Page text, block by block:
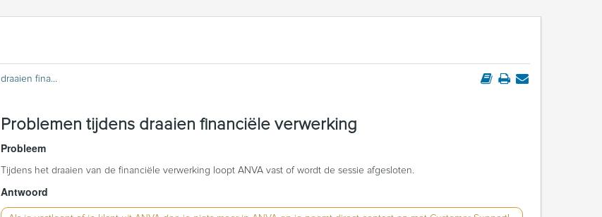
Problemen tijdens draaien financiële verwerking
Problemen tijdens draaien financiële verwerking
Probleem
Tijdens het draaien van de financiële verwerking loopt ANVA vast of wordt de sessie afgesloten.
Antwoord